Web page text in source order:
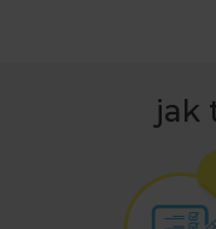
jak